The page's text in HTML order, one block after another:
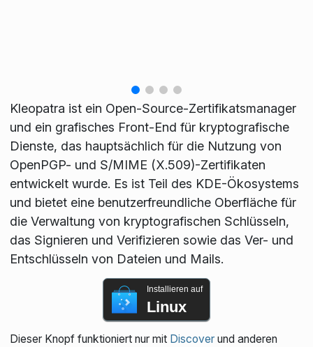
Kleopatra ist ein Open-Source-Zertifikatsmanager
und ein grafisches Front-End für kryptografische
Dienste, das hauptsächlich für die Nutzung von
OpenPGP- und S/MIME (X.509)-Zertifikaten
entwickelt wurde. Es ist Teil des KDE-Ökosystems
und bietet eine benutzerfreundliche Oberfläche für
die Verwaltung von kryptografischen Schlüsseln,
das Signieren und Verifizieren sowie das Ver- und
Entschlüsseln von Dateien und Mails.
Installieren auf
Linux
Dieser Knopf funktioniert nur mit Discoverund anderen